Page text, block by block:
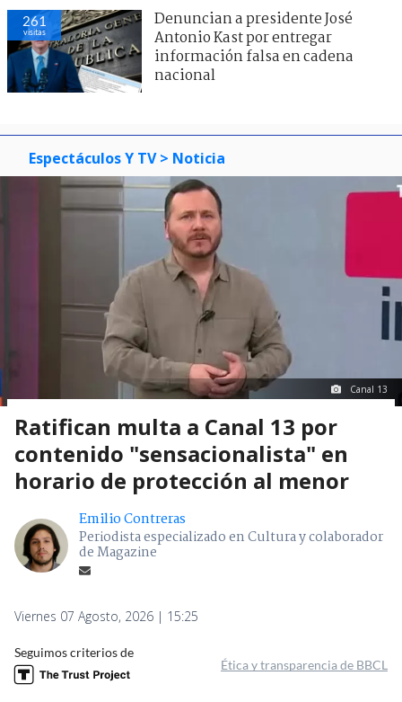
261
visitas
Denuncian a presidente José
Antonio Kast por entregar
información falsa en cadena
nacional
Espectáculos Y TV > Noticia
Canal 13
Ratifican multa a Canal 13 por
contenido "sensacionalista" en
horario de protección al menor
Emilio Contreras
Periodista especializado en Cultura y colaborador
de Magazine
Viernes 07 Agosto, 2026 | 15:25
Seguimos criterios de
Ética y transparencia de BBCL